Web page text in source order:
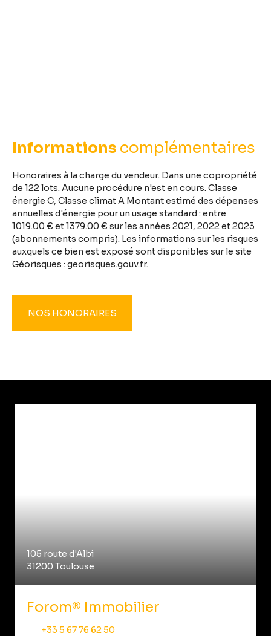
Informations complémentaires
Honoraires à la charge du vendeur. Dans une copropriété
de 122 lots. Aucune procédure n'est en cours. Classe
énergie C, Classe climat A Montant estimé des dépenses
annuelles d'énergie pour un usage standard : entre
1019.00 € et 1379.00 € sur les années 2021, 2022 et 2023
(abonnements compris). Les informations sur les risques
auxquels ce bien est exposé sont disponibles sur le site
Géorisques : georisques.gouv.fr.
NOS HONORAIRES
105 route d'Albi
31200 Toulouse
Forom® Immobilier
+33 5 67 76 62 50